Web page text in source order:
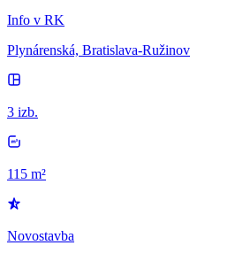
Info v RK
Plynárenská, Bratislava-Ružinov
3 izb.
115 m²
Novostavba